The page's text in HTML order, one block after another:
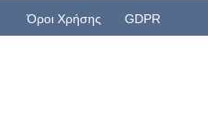
Όροι Χρήσης GDPR